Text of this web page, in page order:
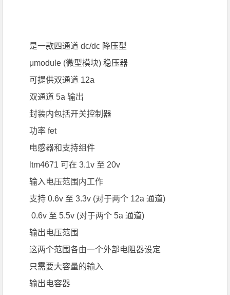
是一款四通道 dc/dc 降压型
μmodule (微型模块) 稳压器
可提供双通道 12a
双通道 5a 输出
封装内包括开关控制器
功率 fet
电感器和支持组件
ltm4671 可在 3.1v 至 20v
输入电压范围内工作
支持 0.6v 至 3.3v (对于两个 12a 通道)
0.6v 至 5.5v (对于两个 5a 通道)
输出电压范围
这两个范围各由一个外部电阻器设定
只需要大容量的输入
输出电容器